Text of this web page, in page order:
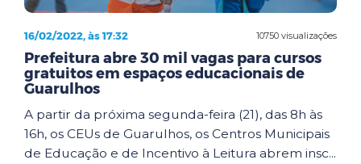
10750 visualizações
16/02/2022, às 17:32
Prefeitura abre 30 mil vagas para cursos
gratuitos em espaços educacionais de
Guarulhos
A partir da próxima segunda-feira (21), das 8h às
16h, os CEUs de Guarulhos, os Centros Municipais
de Educação e de Incentivo à Leitura abrem insc...